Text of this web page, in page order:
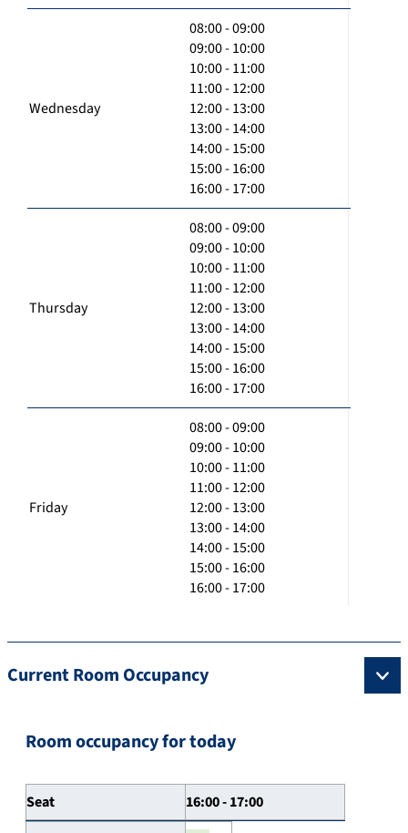
Wednesday
08:00 - 09:00
09:00 - 10:00
10:00 - 11:00
11:00 - 12:00
12:00 - 13:00
13:00 - 14:00
14:00 - 15:00
15:00 - 16:00
16:00 - 17:00
Thursday
08:00 - 09:00
09:00 - 10:00
10:00 - 11:00
11:00 - 12:00
12:00 - 13:00
13:00 - 14:00
14:00 - 15:00
15:00 - 16:00
16:00 - 17:00
Friday
08:00 - 09:00
09:00 - 10:00
10:00 - 11:00
11:00 - 12:00
12:00 - 13:00
13:00 - 14:00
14:00 - 15:00
15:00 - 16:00
16:00 - 17:00
Current Room Occupancy
Room occupancy for today
Seat 16:00 - 17:00